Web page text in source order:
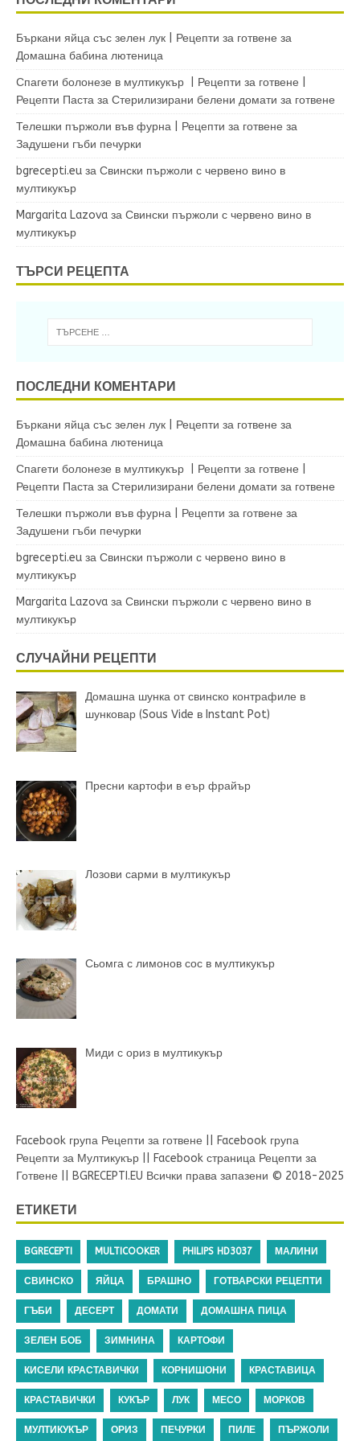
Бъркани яйца със зелен лук | Рецепти за готвене за
Домашна бабина лютеница
Спагети болонезе в мултикукър | Рецепти за готвене |
Рецепти Паста за Стерилизирани белени домати за готвене
Телешки пържоли във фурна | Рецепти за готвене за
Задушени гъби печурки
bgrecepti.eu за Свински пържоли с червено вино в
мултикукър
Margarita Lazova за Свински пържоли с червено вино в
мултикукър
ТЪРСИ РЕЦЕПТА
ПОСЛЕДНИ КОМЕНТАРИ
Бъркани яйца със зелен лук | Рецепти за готвене за
Домашна бабина лютеница
Спагети болонезе в мултикукър | Рецепти за готвене |
Рецепти Паста за Стерилизирани белени домати за готвене
Телешки пържоли във фурна | Рецепти за готвене за
Задушени гъби печурки
bgrecepti.eu за Свински пържоли с червено вино в
мултикукър
Margarita Lazova за Свински пържоли с червено вино в
мултикукър
СЛУЧАЙНИ РЕЦЕПТИ
Домашна шунка от свинско контрафиле в
шунковар (Sous Vide в Instant Pot)
Пресни картофи в еър фрайър
Лозови сарми в мултикукър
Сьомга с лимонов сос в мултикукър
Миди с ориз в мултикукър
Facebook група Рецепти за готвене
Facebook група
Рецепти за Мултикукър
Facebook страница Рецепти за
Готвене
BGRECEPTI.EU Всички права запазени © 2018-2025
ЕТИКЕТИ
BGRECEPTI MULTICOOKER PHILIPS HD3037 МАЛИНИ
СВИНСКО ЯЙЦА БРАШНО ГОТВАРСКИ РЕЦЕПТИ
ГЪБИ ДЕСЕРТ ДОМАТИ ДОМАШНА ПИЦА
ЗЕЛЕН БОБ ЗИМНИНА КАРТОФИ
КИСЕЛИ КРАСТАВИЧКИ КОРНИШОНИ КРАСТАВИЦА
КРАСТАВИЧКИ КУКЪР ЛУК МЕСО МОРКОВ
МУЛТИКУКЪР ОРИЗ ПЕЧУРКИ ПИЛЕ ПЪРЖОЛИ